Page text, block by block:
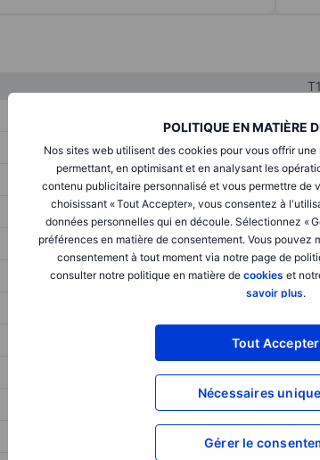
POLITIQUE EN MATIÈRE
Nos sites web utilisent des cookies pour vous offrir
permettant, en optimisant et en analysant les
contenu publicitaire personnalisé et vous permettre de
choisissant « Tout Accepter», vous consentez à
données personnelles qui en découle. Sélectionnez «
préférences en matière de consentement. Vous pouvez
consentement à tout moment via notre page de
consulter notre politique en matière de cookies et
savoir plus.
Tout Accepter
Nécessaires
Gérer le
T1
XXXXXXX
XXXXXXX
XXXXXXX
Ouvrir